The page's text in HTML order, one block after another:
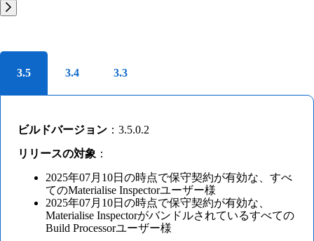
3.5 3.4 3.3
ビルドバージョン ：3.5.0.2
リリースの対象 ：
2025年07月10日の時点で保守契約が有効な、すべ
てのMaterialise Inspectorユーザー様
2025年07月10日の時点で保守契約が有効な、
Materialise Inspectorがバンドルされているすべての
Build Processorユーザー様